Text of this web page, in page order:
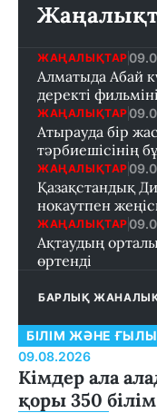
ЖАҢАЛЫҚТАР
Алматыда Абай
деректі
ЖАҢАЛЫҚТАР
Атырауда бір
тәрбиешісінің
ЖАҢАЛЫҚТАР
Қазақстандық
нокаутпен
ЖАҢАЛЫҚТАР
Ақтаудың
өртенді
БАРЛЫҚ
БІЛІМ ЖӘНЕ
09.08.2026
Кімдер ала
қоры 350